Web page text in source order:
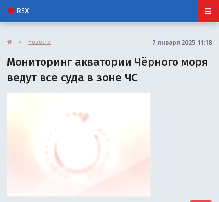
REX
» Новости 7 января 2025 11:18
Мониторинг акватории Чёрного моря
ведут все суда в зоне ЧС